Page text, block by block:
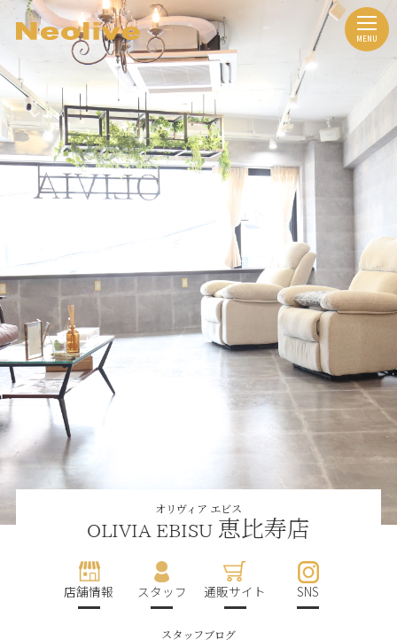
オリヴィア エビス
OLIVIA EBISU 恵比寿店
店舗情報 スタッフ 通販サイト SNS
スタッフブログ